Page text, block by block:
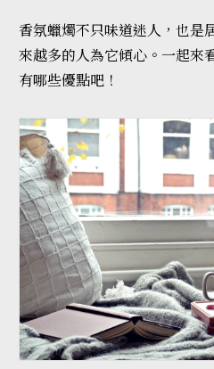
香氛蠟燭不只味道迷人，也是
來越多的人為它傾心。 一起來
有哪些優點吧！